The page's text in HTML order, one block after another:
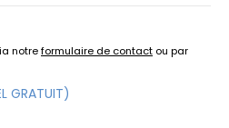
notreformulaire de contact ou par
GRATUIT)